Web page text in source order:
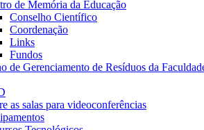
de Memória da Educação
Conselho Científico
Coordenação
Links
Fundos
de Gerenciamento de Resíduos da
as salas para videoconferências